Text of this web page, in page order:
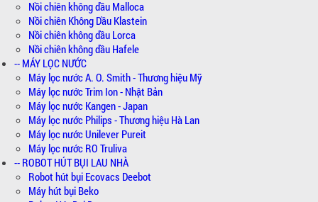
Nồi chiên không dầu Malloca
Nồi chiên Không Dầu Klastein
Nồi chiên không dầu Lorca
Nồi chiên không dầu Hafele
-- MÁY LỌC NƯỚC
Máy lọc nước A. O. Smith - Thương hiệu Mỹ
Máy lọc nước Trim Ion - Nhật Bản
Máy lọc nước Kangen - Japan
Máy lọc nước Philips - Thương hiệu Hà Lan
Máy lọc nước Unilever Pureit
Máy lọc nước RO Truliva
-- ROBOT HÚT BỤI LAU NHÀ
Robot hút bụi Ecovacs Deebot
Máy hút bụi Beko